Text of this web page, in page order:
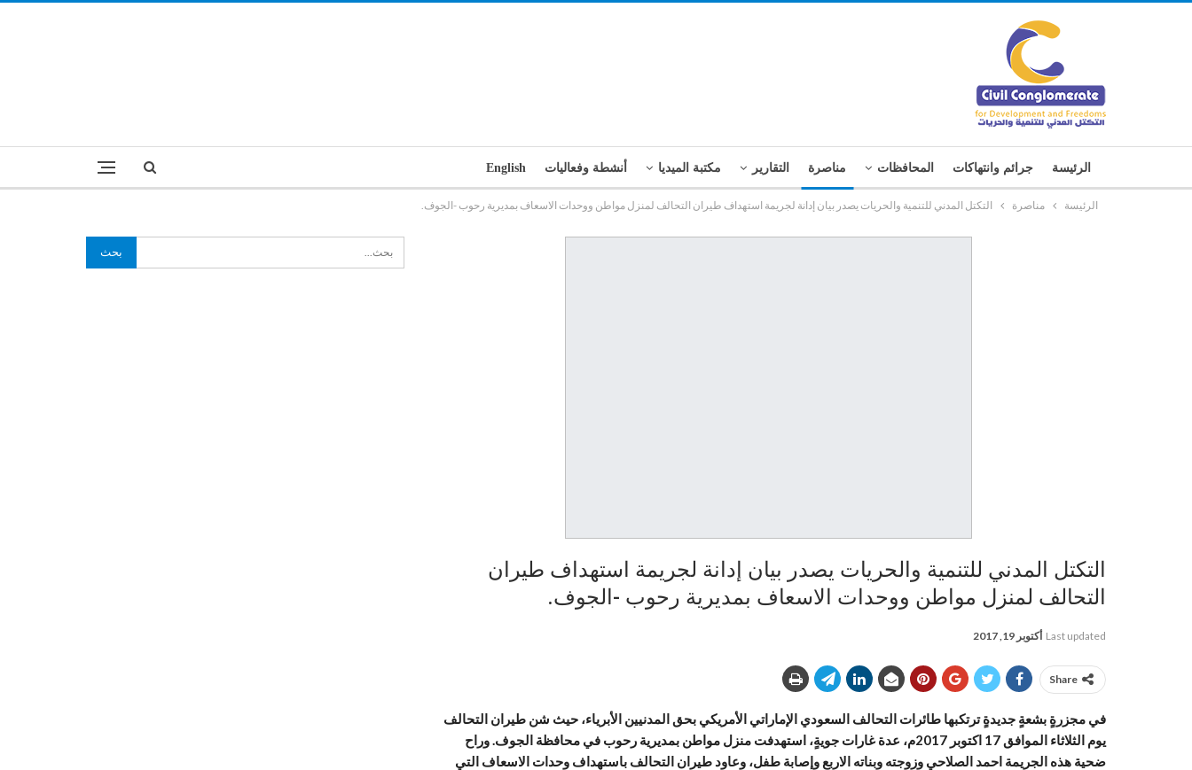
الرئيسة جرائم وانتهاكات المحافظات مناصرة التقارير مكتبة الميديا أنشطة وفعاليات English
الرئيسة مناصرة التكتل المدني للتنمية والحريات يصدر بيان إدانة لجريمة استهداف طيران التحالف لمنزل مواطن ووحدات الاسعاف بمديرية رحوب -الجوف.
التكتل المدني للتنمية والحريات يصدر بيان إدانة لجريمة استهداف طيران
التحالف لمنزل مواطن ووحدات الاسعاف بمديرية رحوب -الجوف.
Last updated أكتوبر 19, 2017
Share
في مجزرةٍ بشعةٍ جديدةٍ ترتكبها طائرات التحالف السعودي الإماراتي الأمريكي بحق المدنيين الأبرياء، حيث شن طيران التحالف
يوم الثلاثاء الموافق 17 اكتوبر 2017م، عدة غارات جويةٍ، استهدفت منزل مواطن بمديرية رحوب في محافظة الجوف. وراح
ضحية هذه الجريمة احمد الصلاحي وزوجته وبناته الاربع وإصابة طفل، وعاود طيران التحالف باستهداف وحدات الاسعاف التي